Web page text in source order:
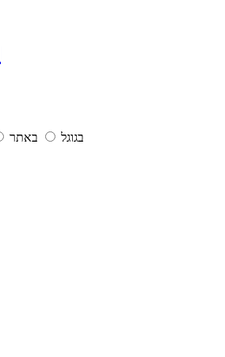
בגוגל
באתר